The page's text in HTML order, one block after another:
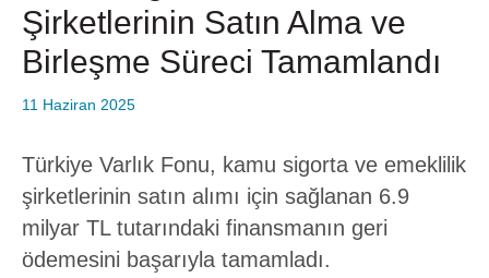
Genel Bilgiler
Yol Haritamız
Cumhurbaşkanı Mesajı
Komiteler
Kurumsal Yönetim
Şirketlerinin Satın Alma ve
Birleşme Süreci Tamamlandı
11 Haziran 2025
Türkiye Varlık Fonu, kamu sigorta ve emeklilik
şirketlerinin satın alımı için sağlanan 6.9
milyar TL tutarındaki finansmanın geri
ödemesini başarıyla tamamladı.